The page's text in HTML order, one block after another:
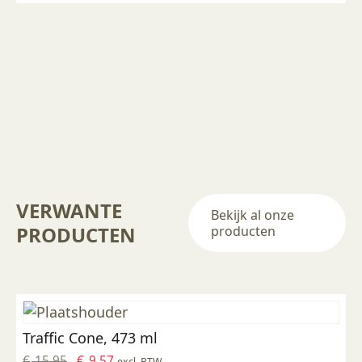
VERWANTE
PRODUCTEN
Bekijk al onze
producten
Traffic Cone, 473 ml